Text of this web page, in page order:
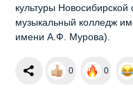
культуры
музыкальный колледж
имени А.Ф. Мурова).
0 0